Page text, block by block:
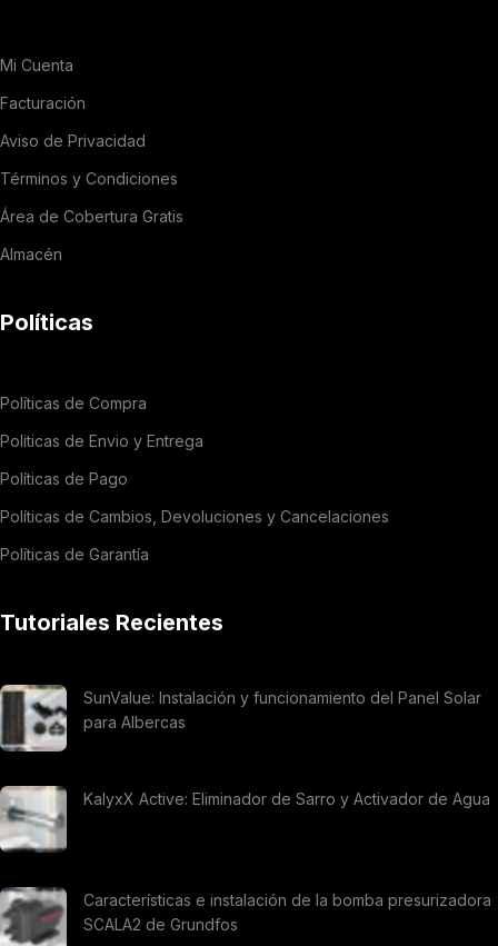
Mi Cuenta
Facturación
Aviso de Privacidad
Términos y Condiciones
Área de Cobertura Gratis
Almacén
Políticas
Políticas de Compra
Politicas de Envio y Entrega
Políticas de Pago
Políticas de Cambios, Devoluciones y Cancelaciones
Políticas de Garantía
Tutoriales Recientes
SunValue: Instalación y funcionamiento del Panel Solar
para Albercas
KalyxX Active: Eliminador de Sarro y Activador de Agua
Características e instalación de la bomba presurizadora
SCALA2 de Grundfos